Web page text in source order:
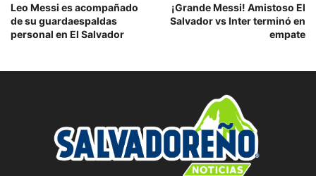
Leo Messi es acompañado
de su guardaespaldas
personal en El Salvador
¡Grande Messi! Amistoso El
Salvador vs Inter terminó en
empate